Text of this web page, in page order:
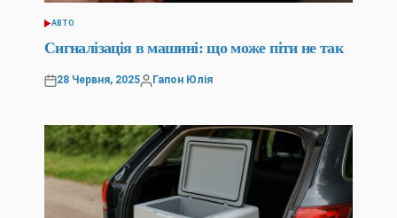
ОПУБЛІКУВАТИ
У
АВТО
Сигналізація в машині: що може піти не так
Оприлюднено
28 Червня, 2025
Опубліковано
Гапон Юлія